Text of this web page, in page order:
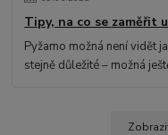
Tipy, na co se zaměřit
Pyžamo možná není vidět
stejně důležité – možná